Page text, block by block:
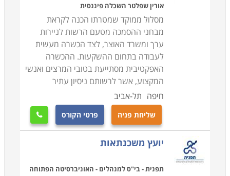
אורין שפלטר השכלה פיננסית
מסלול ממוקד שמטרתו הכנה לקראת
מבחני ההסמכה מטעם הרשות לניירות
ערך ומשרד האוצר, לצד הכשרה מעשית
לעבודה בתחום ההשקעות. ההכשרה
האפקטיבית מסתייעת בטובי המרצים ואנשי
המקצוע, אשר לרשותם ניסיון עתיר
חיפה תל-אביב
שליחת פניה פרטי הקורס 
יועץ משכנתאות
תפנית - בי"ס למנהלים - האוניברסיטה הפתוחה